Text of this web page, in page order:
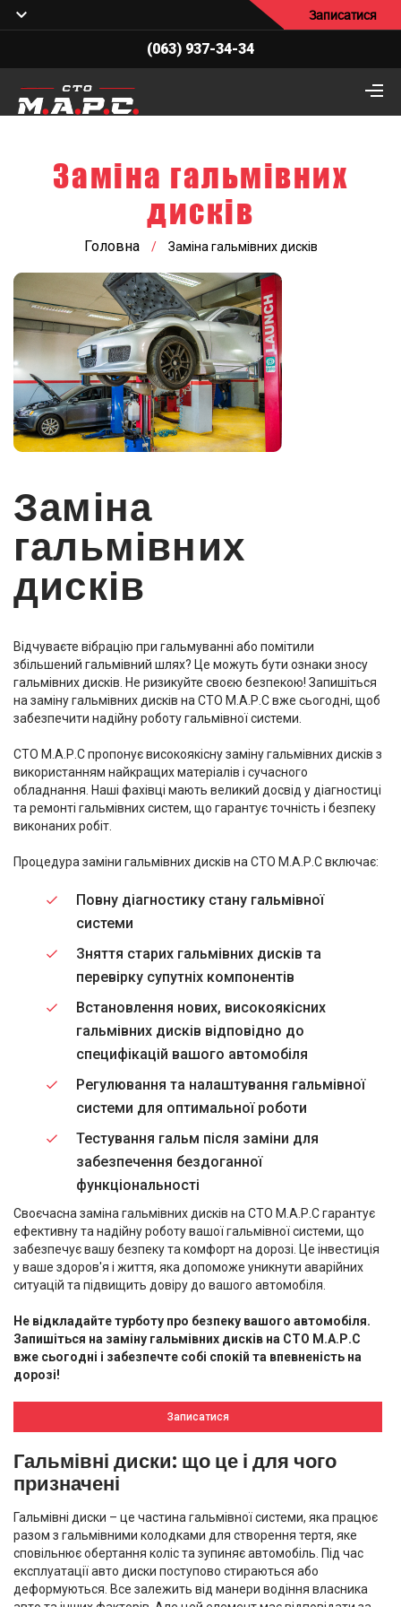
Записатися
(063) 937-34-34
Заміна гальмівних
дисків
Головна / Заміна гальмівних дисків
Заміна
гальмівних
дисків
Відчуваєте вібрацію при гальмуванні або помітили
збільшений гальмівний шлях? Це можуть бути ознаки зносу
гальмівних дисків. Не ризикуйте своєю безпекою! Запишіться
на заміну гальмівних дисків на СТО М.А.Р.С вже сьогодні, щоб
забезпечити надійну роботу гальмівної системи.
СТО М.А.Р.С пропонує високоякісну заміну гальмівних дисків з
використанням найкращих матеріалів і сучасного
обладнання. Наші фахівці мають великий досвід у діагностиці
та ремонті гальмівних систем, що гарантує точність і безпеку
виконаних робіт.
Процедура заміни гальмівних дисків на СТО М.А.Р.С включає:
Повну діагностику стану гальмівної
системи
Зняття старих гальмівних дисків та
перевірку супутніх компонентів
Встановлення нових, високоякісних
гальмівних дисків відповідно до
специфікацій вашого автомобіля
Регулювання та налаштування гальмівної
системи для оптимальної роботи
Тестування гальм після заміни для
забезпечення бездоганної
функціональності
Своєчасна заміна гальмівних дисків на СТО М.А.Р.С гарантує
ефективну та надійну роботу вашої гальмівної системи, що
забезпечує вашу безпеку та комфорт на дорозі. Це інвестиція
у ваше здоров'я і життя, яка допоможе уникнути аварійних
ситуацій та підвищить довіру до вашого автомобіля.
Не відкладайте турботу про безпеку вашого автомобіля.
Запишіться на заміну гальмівних дисків на СТО М.А.Р.С
вже сьогодні і забезпечте собі спокій та впевненість на
дорозі!
Записатися
Гальмівні диски: що це і для чого
призначені
Гальмівні диски – це частина гальмівної системи, яка працює
разом з гальмівними колодками для створення тертя, яке
сповільнює обертання коліс та зупиняє автомобіль. Під час
експлуатації авто диски поступово стираються або
деформуються. Все залежить від манери водіння власника